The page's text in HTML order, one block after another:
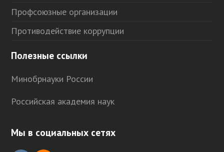
Профсоюзные организации
Противодействие коррупции
Полезные ссылки
Минобрнауки России
Российская академия наук
Мы в социальных сетях